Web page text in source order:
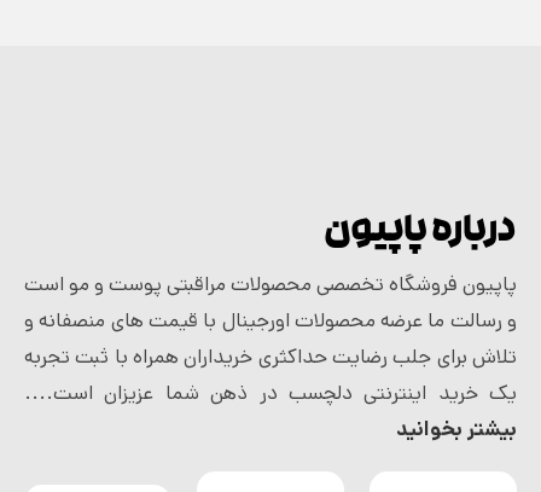
درباره پاپیون
پاپیون فروشگاه تخصصی محصولات مراقبتی پوست و مو است
و رسالت ما عرضه محصولات اورجینال با قیمت های منصفانه و
تلاش برای جلب رضایت حداکثری خریداران همراه با ثبت تجربه
یک خرید اینترنتی دلچسب در ذهن شما عزیزان است....
بیشتر بخوانید